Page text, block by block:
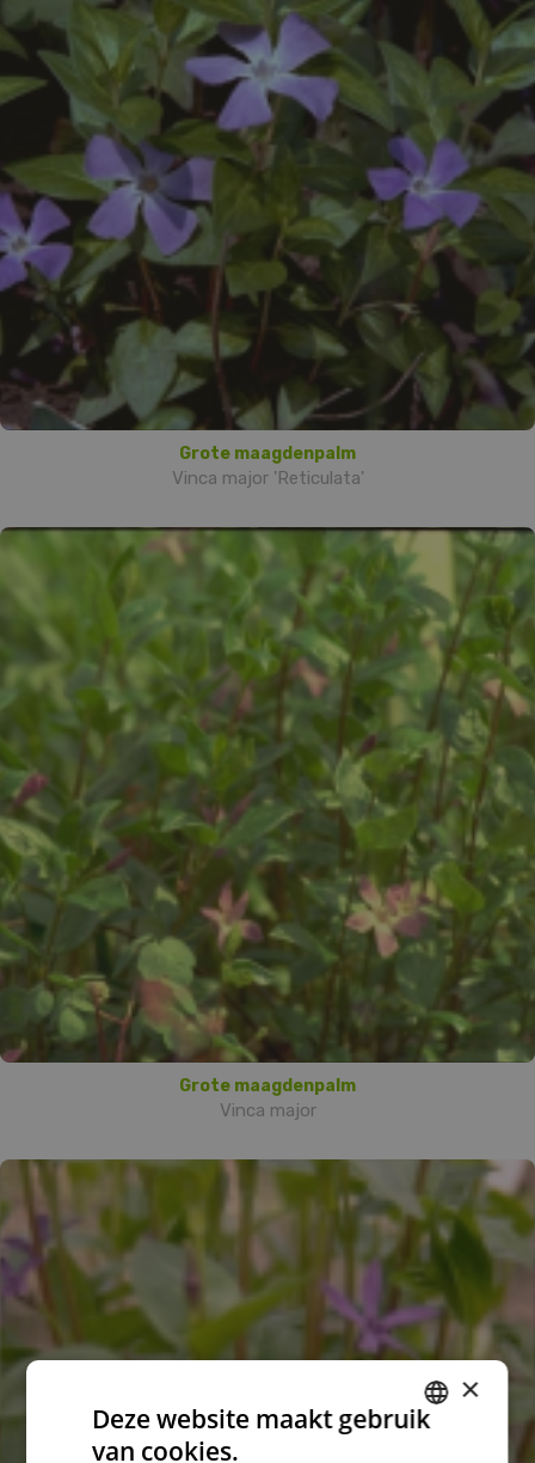
Grote maagdenpalm
Vinca major 'Reticulata'
Grote maagdenpalm
Vinca major
×
Deze website maakt gebruik
van cookies.